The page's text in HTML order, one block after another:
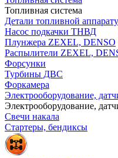
Топливная система
Детали топливной
Насос подкачки ТНВД
Плунжера ZEXEL, DENSO
Распылители ZEXEL,
Форсунки
Турбины ДВС
Форкамера
Электрооборудование,
Электрооборудование,
Свечи накала
Стартеры, бендиксы